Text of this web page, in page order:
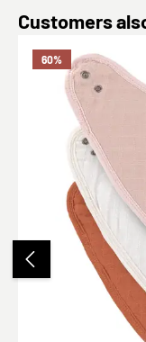
Produktgalerie
Customers
60%